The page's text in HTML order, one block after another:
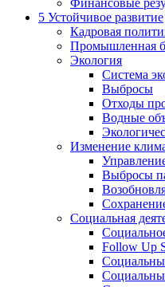
Финансовые
5 Устойчивое развитие
Кадровая
Промышленная
Экология
Система
Выбросы
Отходы
Водные
Изменение
Выбросы
Социальная
Follow Up